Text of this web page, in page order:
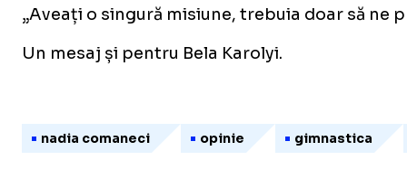
„Aveați o singură misiune, trebuia doar să ne
Un mesaj și pentru Bela Karolyi.
nadia comaneci opinie gimnastica